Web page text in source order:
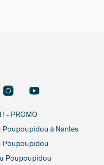
! – PROMO
Poupoupidou à Nantes
Poupoupidou
Poupoupidou